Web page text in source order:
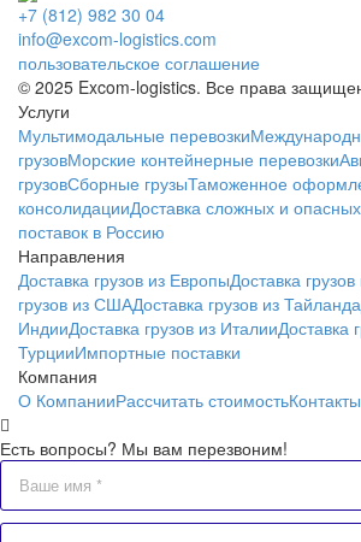
+7 (812) 982 30 04
info@excom-logistics.com
пользовательское соглашение
© 2025 Excom-logistics. Все права
Услуги
Мультимодальные перевозки
грузовМорские контейнерные перевозки
грузовСборные грузыТаможенное
консолидацииДоставка сложных и опасных
поставок в Россию
Направления
Доставка грузов из ЕвропыДоставка
грузов из СШАДоставка грузов из Тайланда
ИндииДоставка грузов из ИталииДоставка
ТурцииИмпортные поставки
Компания
О КомпанииРассчитать стоимостьКонтакты
Есть вопросы? Мы вам перезвоним!